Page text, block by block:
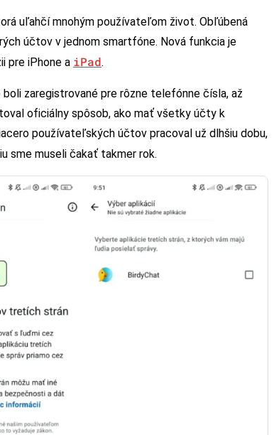
uľahčí mnohým používateľom život. Obľúbená
účtov v jednom smartfóne. Nová funkcia je
pre iPhone a iPad.
zaregistrované pre rôzne telefónne čísla, až
oficiálny spôsob, ako mať všetky účty k
používateľských účtov pracoval už dlhšiu dobu,
sme museli čakať takmer rok.